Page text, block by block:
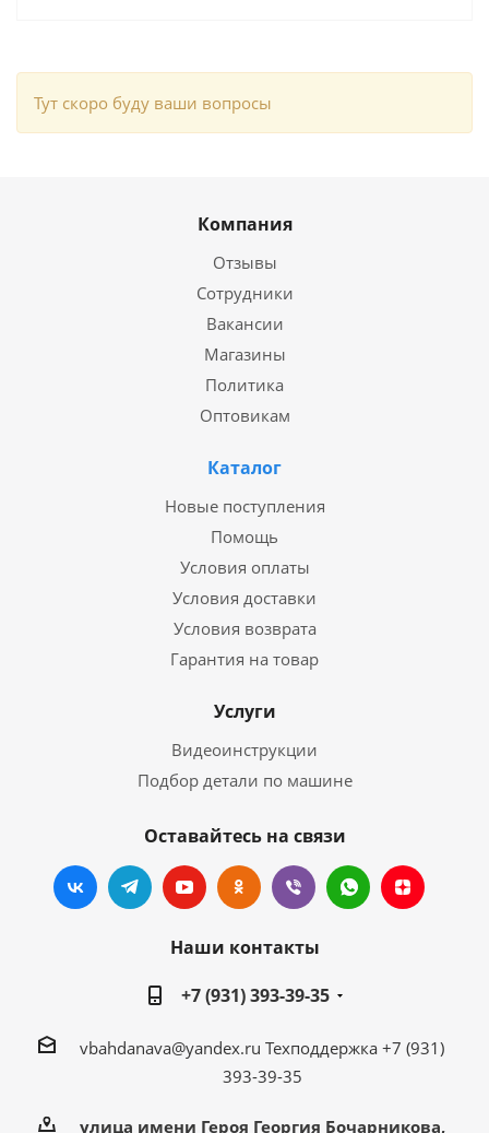
Тут скоро буду ваши вопросы
Компания
Отзывы
Сотрудники
Вакансии
Магазины
Политика
Оптовикам
Каталог
Новые поступления
Помощь
Условия оплаты
Условия доставки
Условия возврата
Гарантия на товар
Услуги
Видеоинструкции
Подбор детали по машине
Оставайтесь на связи
Наши контакты
+7 (931) 393-39-35
vbahdanava@yandex.ru Техподдержка +7 (931)
393-39-35
улица имени Героя Георгия Бочарникова,